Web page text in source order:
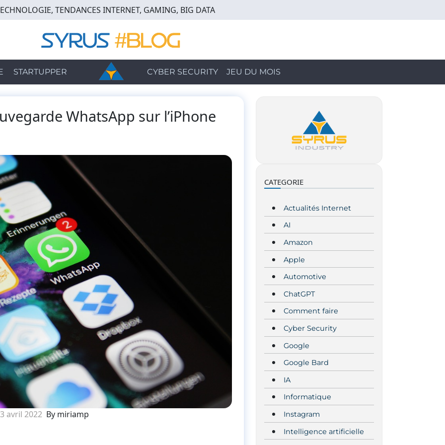
TENDANCES INTERNET, GAMING, BIG DATA
STARTUPPER CYBER SECURITY JEU DU MOIS
WhatsApp sur l’iPhone
avril 2022 By miriamp
CATEGORIE
Actualités Internet
AI
Amazon
Apple
Automotive
ChatGPT
Comment faire
Cyber Security
Google
Google Bard
IA
Informatique
Instagram
Intelligence artificielle